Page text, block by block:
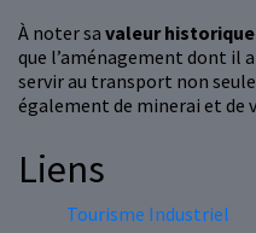
À noter sa valeur
que l’aménagement dont il
servir au transport non
également de minerai et de
Liens
Tourisme Industriel